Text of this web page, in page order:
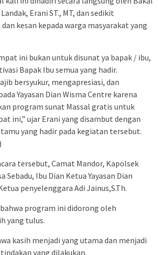
Erani ST., MT, dan sedikit
kesan kepada warga masyarakat yang
ini bukan untuk disunat ya bapak / ibu,
Bapak Ibu semua yang hadir.
bersyukur, mengapresiasi, dan
Yayasan Dian Wisma Centre karena
program sunat Massal gratis untuk
ini,” ujar Erani yang disambut dengan
yang hadir pada kegiatan tersebut.
tersebut, Camat Mandor, Kapolsek
Sebadu, Ibu Dian Ketua Yayasan Dian
penyelenggara Adi Jainus,S.Th.
program ini didorong oleh
yang tulus.
kasih menjadi yang utama dan menjadi
yang dilakukan.